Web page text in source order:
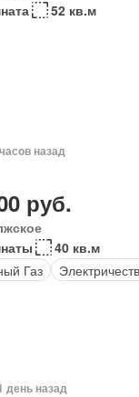
52 кв.м
назад
руб.
40 кв.м
Газ
день назад